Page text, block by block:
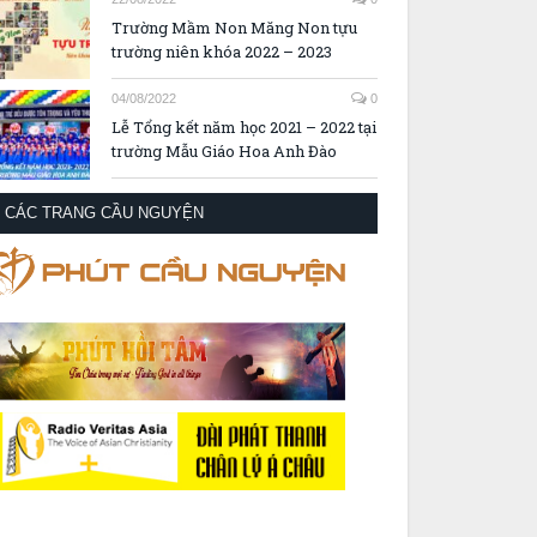
Trường Mầm Non Măng Non tựu
trường niên khóa 2022 – 2023
04/08/2022 0
Lễ Tổng kết năm học 2021 – 2022 tại
trường Mẫu Giáo Hoa Anh Đào
CÁC TRANG CẦU NGUYỆN